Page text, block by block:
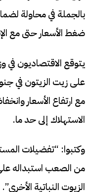
بالجملة في محاولة
ضغط الأسعار حتى مع
يتوقع الاقتصاديون في
على زيت الزيتون في
مع ارتفاع الأسعار
الاستهلاك إلى حد ما.
وكتبوا: “تفضيلات
من الصعب استبداله
الزيوت النباتية الأخرى”.